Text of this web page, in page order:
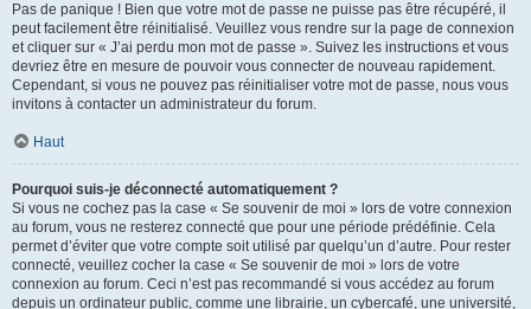
Pas de panique ! Bien que votre mot de passe ne puisse pas être récupéré, il
peut facilement être réinitialisé. Veuillez vous rendre sur la page de connexion
et cliquer sur « J’ai perdu mon mot de passe ». Suivez les instructions et vous
devriez être en mesure de pouvoir vous connecter de nouveau rapidement.
Cependant, si vous ne pouvez pas réinitialiser votre mot de passe, nous vous
invitons à contacter un administrateur du forum.
Haut
Pourquoi suis-je déconnecté automatiquement ?
Si vous ne cochez pas la case « Se souvenir de moi » lors de votre connexion
au forum, vous ne resterez connecté que pour une période prédéfinie. Cela
permet d’éviter que votre compte soit utilisé par quelqu’un d’autre. Pour rester
connecté, veuillez cocher la case « Se souvenir de moi » lors de votre
connexion au forum. Ceci n’est pas recommandé si vous accédez au forum
depuis un ordinateur public, comme une librairie, un cybercafé, une université,